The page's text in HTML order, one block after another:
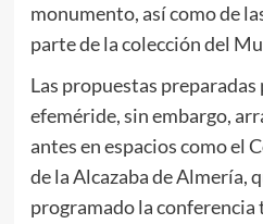
monumento, así como de
parte de la colección del
Las propuestas preparadas
efeméride, sin embargo,
antes en espacios como el
de la Alcazaba de Almería,
programado la conferencia